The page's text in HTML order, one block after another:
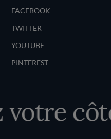
FACEBOOK
TWITTER
YOUTUBE
PINTEREST